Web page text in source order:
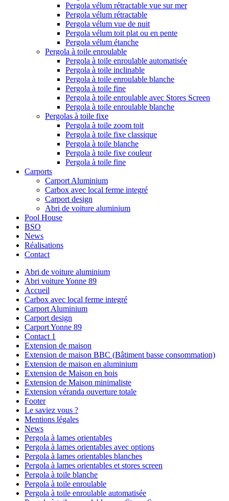
Pergola vélum rétractable vue sur mer
Pergola vélum rétractable
Pergola vélum vue de nuit
Pergola vélum toit plat ou en pente
Pergola vélum étanche
Pergola à toile enroulable
Pergola à toile enroulable automatisée
Pergola à toile inclinable
Pergola à toile enroulable blanche
Pergola à toile fine
Pergola à toile enroulable avec Stores Screen
Pergola à toile enroulable blanche
Pergolas à toile fixe
Pergola à toile zoom toit
Pergola à toile fixe classique
Pergola à toile blanche
Pergola à toile fixe couleur
Pergola à toile fine
Carports
Carport Aluminium
Carbox avec local ferme integré
Carport design
Abri de voiture aluminium
Pool House
BSO
News
Réalisations
Contact
Abri de voiture aluminium
Abri voiture Yonne 89
Accueil
Carbox avec local ferme integré
Carport Aluminium
Carport design
Carport Yonne 89
Contact 1
Extension de maison
Extension de maison BBC (Bâtiment basse consommation)
Extension de maison en aluminium
Extension de Maison en bois
Extension de Maison minimaliste
Extension véranda ouverture totale
Footer
Le saviez vous ?
Mentions légales
News
Pergola à lames orientables
Pergola à lames orientables avec options
Pergola à lames orientables blanches
Pergola à lames orientables et stores screen
Pergola à toile blanche
Pergola à toile enroulable
Pergola à toile enroulable automatisée